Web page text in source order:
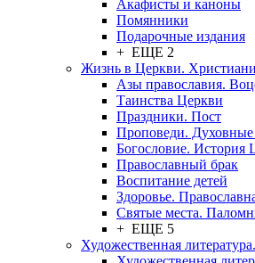
Акафисты и каноны
Помянники
Подарочные издания
+ ЕЩЕ 2
Жизнь в Церкви.
Азы православия.
Таинства Церкви
Праздники. Пост
Проповеди.
Богословие. История
Православный брак
Воспитание детей
Здоровье.
Святые места.
+ ЕЩЕ 5
Художественная